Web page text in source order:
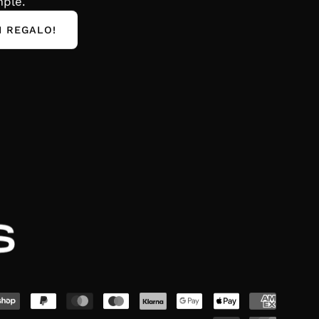
REGALO!